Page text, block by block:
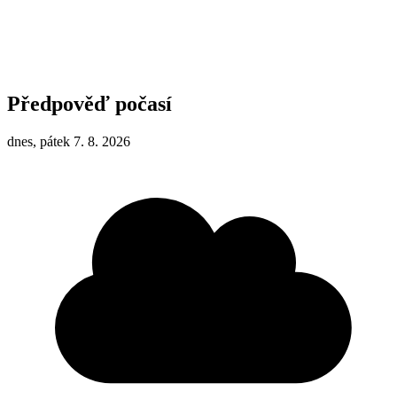
Předpověď počasí
dnes, pátek 7. 8. 2026